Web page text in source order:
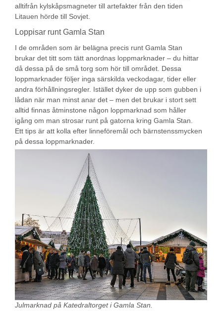
alltifrån kylskåpsmagneter till artefakter från den tiden
Litauen hörde till Sovjet.
Loppisar runt Gamla Stan
I de områden som är belägna precis runt Gamla Stan
brukar det titt som tätt anordnas loppmarknader – du hittar
då dessa på de små torg som hör till området. Dessa
loppmarknader följer inga särskilda veckodagar, tider eller
andra förhållningsregler. Istället dyker de upp som gubben i
lådan när man minst anar det – men det brukar i stort sett
alltid finnas åtminstone någon loppmarknad som håller
igång om man strosar runt på gatorna kring Gamla Stan.
Ett tips är att kolla efter linneföremål och bärnstenssmycken
på dessa loppmarknader.
Julmarknad på Katedraltorget i Gamla Stan.